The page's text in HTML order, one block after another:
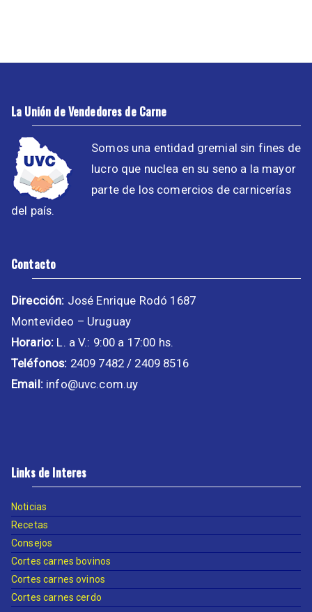
La Unión de Vendedores de Carne
Somos una entidad gremial sin fines de
lucro que nuclea en su seno a la mayor
parte de los comercios de carnicerías
del país.
Contacto
Dirección: José Enrique Rodó 1687
Montevideo – Uruguay
Horario: L. a V.: 9:00 a 17:00 hs.
Teléfonos: 2409 7482 / 2409 8516
Email:info@uvc.com.uy
Links de Interes
Noticias
Recetas
Consejos
Cortes carnes bovinos
Cortes carnes ovinos
Cortes carnes cerdo